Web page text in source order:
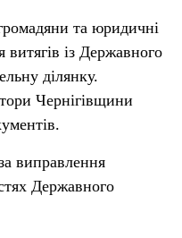
та юридичні
із Державного
ділянку.
Чернігівщини
виправлення
Державного